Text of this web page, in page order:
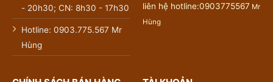
- 20h30; CN: 8h30 - 17h30
Hotline: 0903.775.567 Mr
Hùng
liên hệ hotline:0903775567 Mr
Hùng